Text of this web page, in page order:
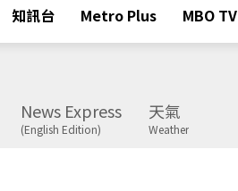
知訊台 Metro Plus MBO TV
News Express
(English Edition)
天氣
Weather